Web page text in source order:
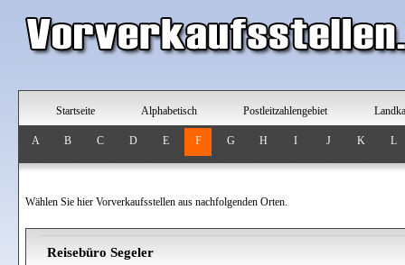
Startseite Alphabetisch Postleitzahlengebiet
A B C D E F G H I J K L
Wählen Sie hier Vorverkaufsstellen aus nachfolgenden Orten.
Reisebüro Segeler